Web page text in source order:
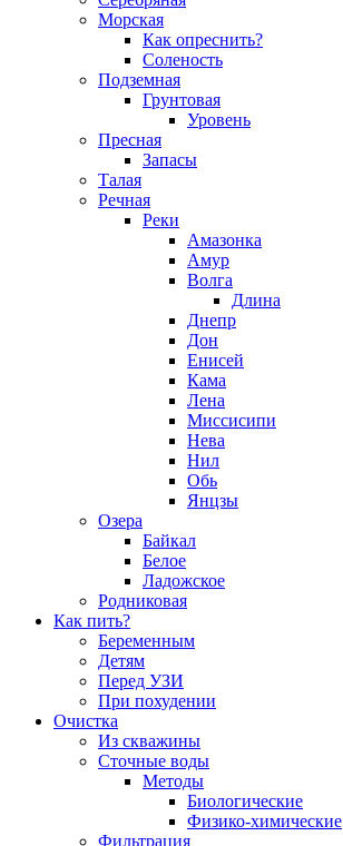
Морская
Как опреснить?
Соленость
Подземная
Грунтовая
Уровень
Пресная
Запасы
Талая
Речная
Реки
Амазонка
Амур
Волга
Длина
Днепр
Дон
Енисей
Кама
Лена
Миссисипи
Нева
Нил
Обь
Янцзы
Озера
Байкал
Белое
Ладожское
Родниковая
Как пить?
Беременным
Детям
Перед УЗИ
При похудении
Очистка
Из скважины
Сточные воды
Методы
Биологические
Физико-химические
Фильтрация